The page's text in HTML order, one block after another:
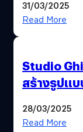
31/03/2025
Read More
Studio
สร้างรูปแ
28/03/2025
Read More